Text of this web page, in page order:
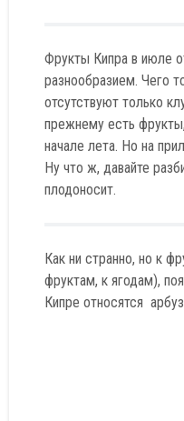
Фрукты Кипра в июле
разнообразием. Чего
отсутствуют только
прежнему есть
начале лета. Но на
Ну что ж, давайте
плодоносит.
Как ни странно, но к
фруктам, к ягодам),
Кипре относятся